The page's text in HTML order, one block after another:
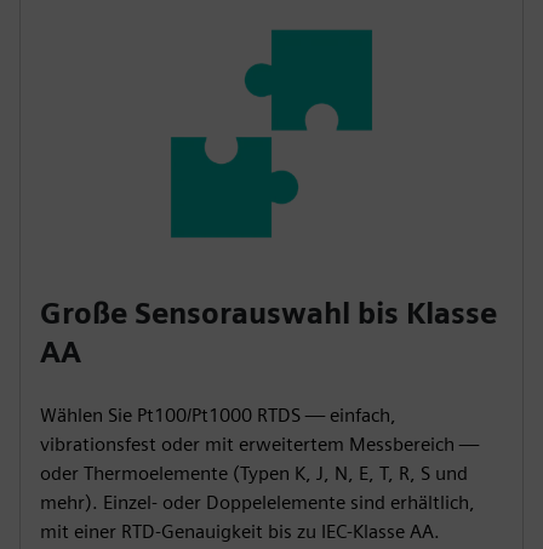
Große Sensorauswahl bis Klasse
AA
Wählen Sie Pt100/Pt1000 RTDS — einfach,
vibrationsfest oder mit erweitertem Messbereich —
oder Thermoelemente (Typen K, J, N, E, T, R, S und
mehr). Einzel- oder Doppelelemente sind erhältlich,
mit einer RTD-Genauigkeit bis zu IEC-Klasse AA.